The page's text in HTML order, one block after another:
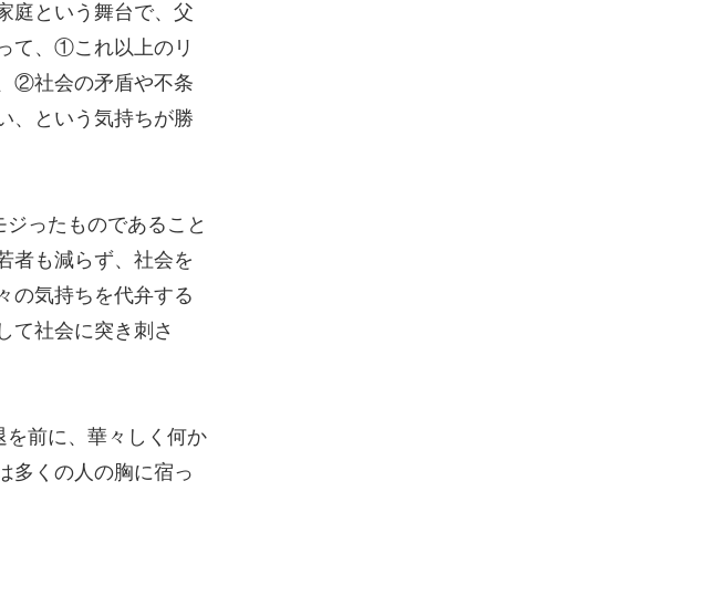
庭という舞台で、父
て、①これ以上のリ
②社会の矛盾や不条
、という気持ちが勝
ったものであること
者も減らず、社会を
の気持ちを代弁する
て社会に突き刺さ
を前に、華々しく何か
多くの人の胸に宿っ